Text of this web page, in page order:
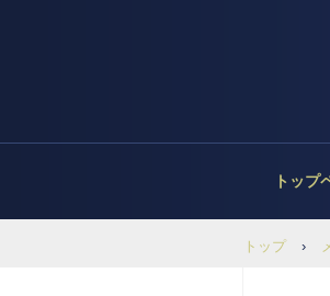
トップ
トップ ›